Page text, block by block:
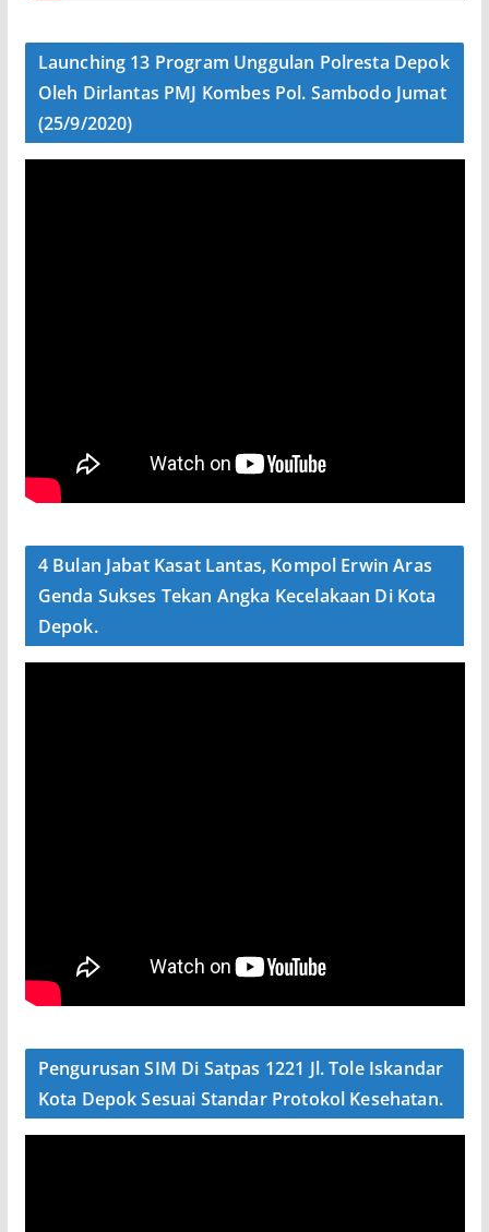
Launching 13 Program Unggulan Polresta Depok
Oleh Dirlantas PMJ Kombes Pol. Sambodo Jumat
(25/9/2020)
4 Bulan Jabat Kasat Lantas, Kompol Erwin Aras
Genda Sukses Tekan Angka Kecelakaan Di Kota
Depok.
Pengurusan SIM Di Satpas 1221 Jl. Tole Iskandar
Kota Depok Sesuai Standar Protokol Kesehatan.